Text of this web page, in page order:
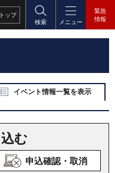
トップ
検索
メニュー
緊急
情報
イベント情報一覧を表示
む
申込確認・取消